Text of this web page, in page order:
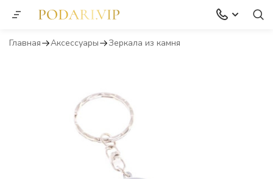
Главная Аксессуары Зеркала из камня